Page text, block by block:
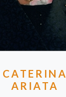
CATERINA
ARIATA